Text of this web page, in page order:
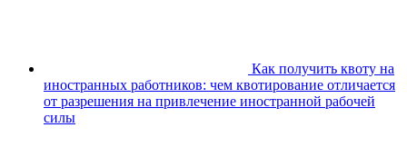
Как получить квоту на
иностранных работников: чем квотирование отличается
от разрешения на привлечение иностранной рабочей
силы